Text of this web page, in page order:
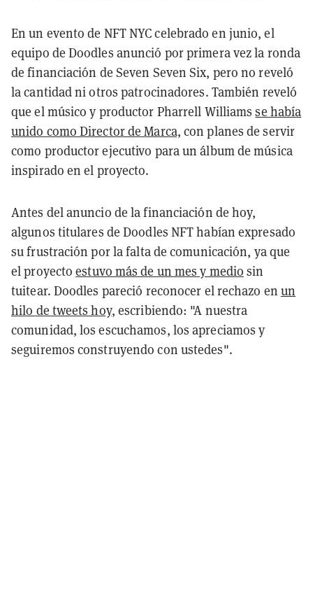
En un evento de NFT NYC celebrado en junio, el
equipo de Doodles anunció por primera vez la ronda
de financiación de Seven Seven Six, pero no reveló
la cantidad ni otros patrocinadores. También reveló
que el músico y productor Pharrell Williamsse había
unido como Director de Marca, con planes de servir
como productor ejecutivo para un álbum de música
inspirado en el proyecto.
Antes del anuncio de la financiación de hoy,
algunos titulares de Doodles NFT habían expresado
su frustración por la falta de comunicación, ya que
el proyectoestuvo más de un mes y medio sin
tuitear. Doodles pareció reconocer el rechazo en un
hilo de tweets hoy, escribiendo: "A nuestra
comunidad, los escuchamos, los apreciamos y
seguiremos construyendo con ustedes".